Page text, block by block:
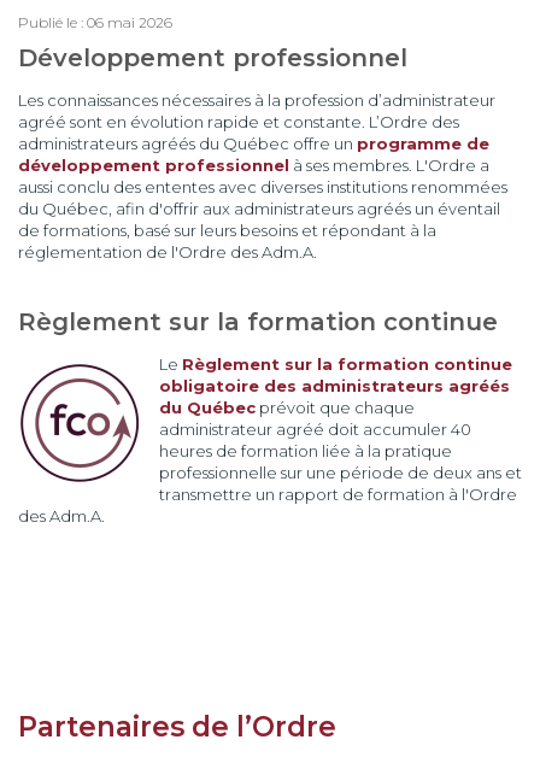
Publié le : 06 mai 2026
Développement professionnel
Les connaissances nécessaires à la profession d’administrateur
agréé sont en évolution rapide et constante. L’Ordre des
administrateurs agréés du Québec offre un programme de
développement professionnel à ses membres. L'Ordre a
aussi conclu des ententes avec diverses institutions renommées
du Québec, afin d'offrir aux administrateurs agréés un éventail
de formations, basé sur leurs besoins et répondant à la
réglementation de l'Ordre des Adm.A.
Règlement sur la formation continue
Le Règlement sur la formation continue
obligatoire des administrateurs agréés
du Québec prévoit que chaque
administrateur agréé doit accumuler 40
heures de formation liée à la pratique
professionnelle sur une période de deux ans et
transmettre un rapport de formation à l'Ordre
des Adm.A.
Partenaires de l’Ordre